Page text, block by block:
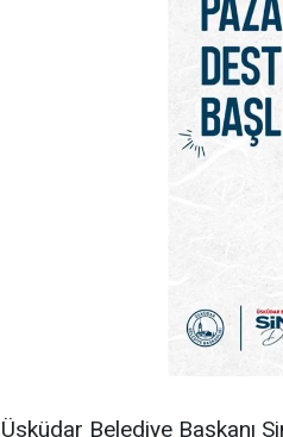
Üsküdar Belediye Başkanı